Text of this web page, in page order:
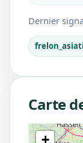
Dernier
Carte
+